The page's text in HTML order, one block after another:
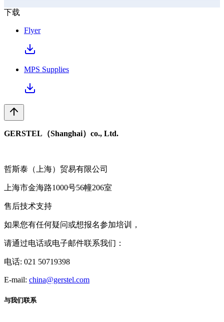
下载
Flyer
MPS Supplies
GERSTEL（Shanghai）co., Ltd.
哲斯泰（上海）贸易有限公司
上海市金海路1000号56幢206室
售后技术支持
如果您有任何疑问或想报名参加培训，
请通过电话或电子邮件联系我们：
电话: 021 50719398
E-mail: china@gerstel.com
与我们联系